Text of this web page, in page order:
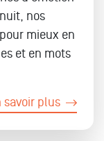
nos
mieux en
et en mots
savoir plus